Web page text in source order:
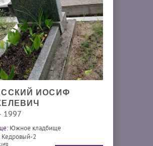
ИОСИФ
1997
Южное кладбище
Кедровый-2